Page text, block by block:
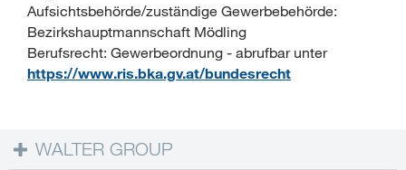
Aufsichtsbehörde/zuständige Gewerbebehörde:
Bezirkshauptmannschaft Mödling
Berufsrecht: Gewerbeordnung - abrufbar unter
https://www.ris.bka.gv.at/bundesrecht
WALTER GROUP